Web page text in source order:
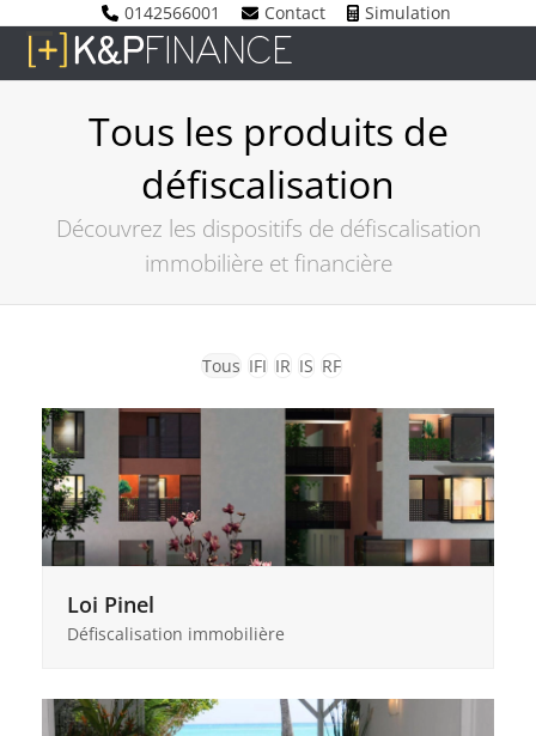
content
0142566001 Contact Simulation
Open
menu
Close
menuTous les produits de
défiscalisation
Découvrez les dispositifs de défiscalisation
immobilière et financière
Tous IFI IR IS RF
Loi Pinel
Défiscalisation immobilière